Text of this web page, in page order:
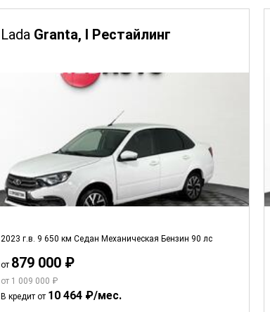
Lada Granta, I Рестайлинг
2023 г.в. 9 650 км Седан Механическая Бензин 90 лс
от 879 000 ₽
от 1 009 000 ₽
В кредит от 10 464 ₽/мес.